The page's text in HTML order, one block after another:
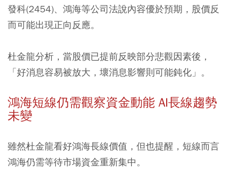
發科(2454)、鴻海等公司法說內容優於預期，股價反
而可能出現正向反應。
杜金龍分析，當股價已提前反映部分悲觀因素後，
「好消息容易被放大，壞消息影響則可能鈍化」。
鴻海短線仍需觀察資金動能 AI長線趨勢
未變
雖然杜金龍看好鴻海長線價值，但也提醒，短線而言
鴻海仍需等待市場資金重新集中。